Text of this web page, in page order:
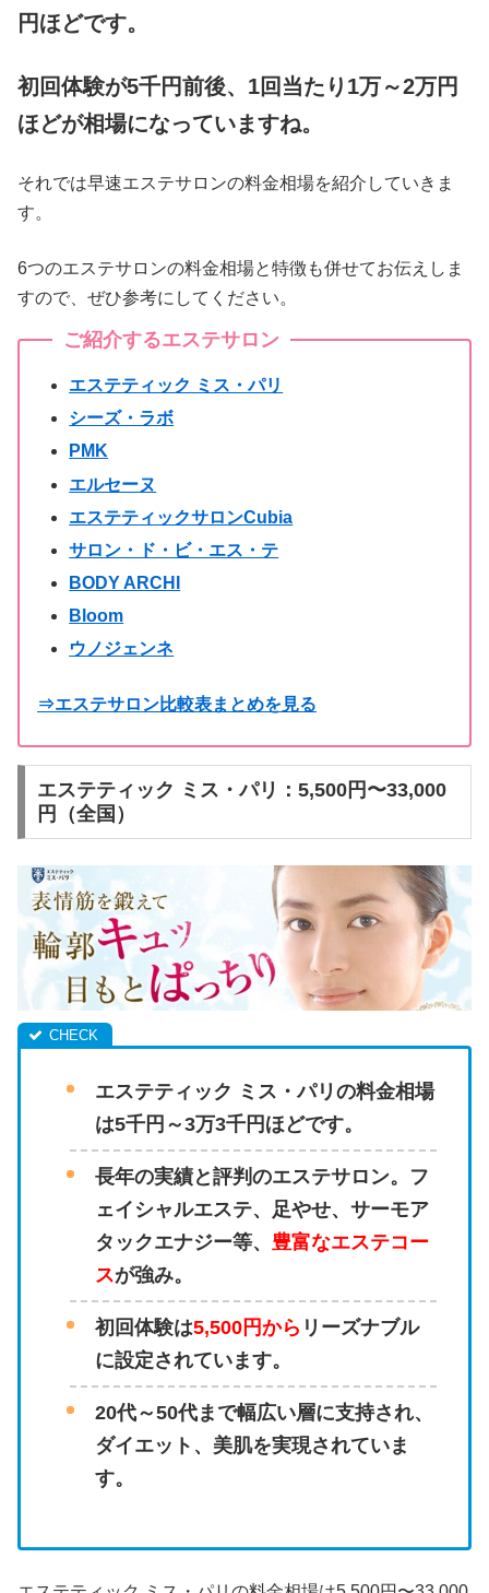
円ほどです。
初回体験が5千円前後、1回当たり1万～2万円
ほどが相場になっていますね。
それでは早速エステサロンの料金相場を紹介していきま
す。
6つのエステサロンの料金相場と特徴も併せてお伝えしま
すので、ぜひ参考にしてください。
ご紹介するエステサロン
エステティック ミス・パリ
シーズ・ラボ
PMK
エルセーヌ
エステティックサロンCubia
サロン・ド・ビ・エス・テ
BODY ARCHI
Bloom
ウノジェンネ
⇒エステサロン比較表まとめを見る
エステティック ミス・パリ：5,500円〜33,000
円（全国）
エステティック ミス・パリの料金相場
は5千円～3万3千円ほどです。
長年の実績と評判のエステサロン。フ
ェイシャルエステ、足やせ、サーモア
タックエナジー等、 豊富なエステコー
スが強み。
初回体験は5,500円から リーズナブル
に設定されています。
20代～50代まで幅広い層に支持され、
ダイエット、美肌を実現されていま
す。